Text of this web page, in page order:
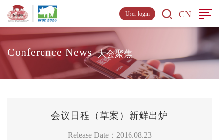
CN
User login
Conference News 大会聚焦
会议日程（草案）新鲜出炉
Release Date：2016.08.23